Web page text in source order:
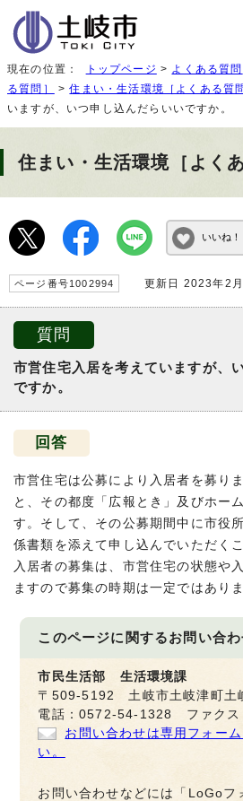
現在の位置： トップページ > よくある質問
る質問］
>住まい・生活環境［よくある質問
いますが、いつ申し込んだらいいですか。
住まい・生活環境［よく
いいね！
ページ番号1002994 更新日 2023年2月
質問
市営住宅入居を考えていますが、
ですか。
回答
市営住宅は公募により入居者を募り
と、その都度「広報とき」及びホー
す。そして、その公募期間中に市役
係書類を添えて申し込んでいただく
入居者の募集は、市営住宅の状態や
ますので募集の時期は一定ではありま
このページに関するお問い合わ
市民生活部 生活環境課
〒509-5192 土岐市土岐津町土
電話：0572-54-1328 ファク
お問い合わせは専用フォー
い。
お問い合わせなどには「LoGoフ